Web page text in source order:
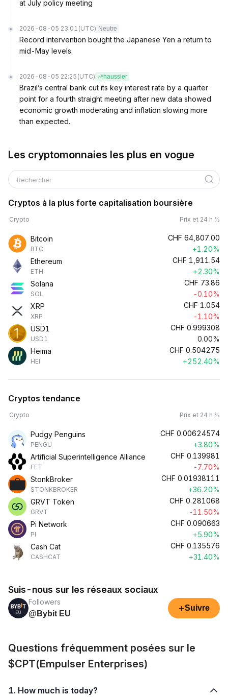
at July policy meeting
2026-08-05 23:01 (UTC) Neutre
Record intervention bought the Japanese Yen a return to
mid-May levels.
2026-08-05 22:25 (UTC) haussier
Brazil’s central bank cut its key interest rate by a quarter
point for a fourth straight meeting after new data showed
economic growth moderating and inflation slowing more
than expected.
Les cryptomonnaies les plus en vogue
Rechercher
Cryptos à la plus forte capitalisation boursière
Crypto Prix et 24 h %
Bitcoin
BTC
CHF 64,807.00
+1.20%
Ethereum
ETH
CHF 1,911.54
+2.30%
Solana
SOL
CHF 73.86
-0.10%
XRP
XRP
CHF 1.054
-1.10%
USD1
USD1
CHF 0.999308
0.00%
Heima
HEI
CHF 0.504275
+252.40%
Cryptos tendance
Crypto Prix et 24 h %
Pudgy Penguins
PENGU
CHF 0.00624574
+3.80%
Artificial Superintelligence Alliance
FET
CHF 0.139981
-7.70%
StonkBroker
STONKBROKER
CHF 0.01938111
+36.20%
GRVT Token
GRVT
CHF 0.281068
-11.50%
Pi Network
PI
CHF 0.090663
+5.90%
Cash Cat
CASHCAT
CHF 0.135576
+31.40%
Suis-nous sur les réseaux sociaux
Followers
@Bybit EU
+Suivre
Questions fréquemment posées sur le
$CPT(Empulser Enterprises)
1. How much is today?